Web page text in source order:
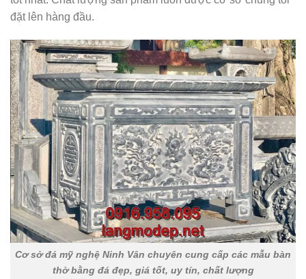
đặt lên hàng đầu.
Cơ sở đá mỹ nghệ Ninh Vân chuyên cung cấp các mẫu bàn
thờ bằng đá đẹp, giá tốt, uy tín, chất lượng